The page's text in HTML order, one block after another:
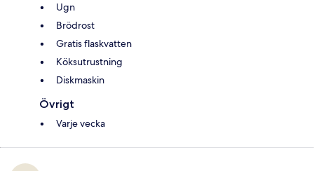
Ugn
Brödrost
Gratis flaskvatten
Köksutrustning
Diskmaskin
Övrigt
Varje vecka